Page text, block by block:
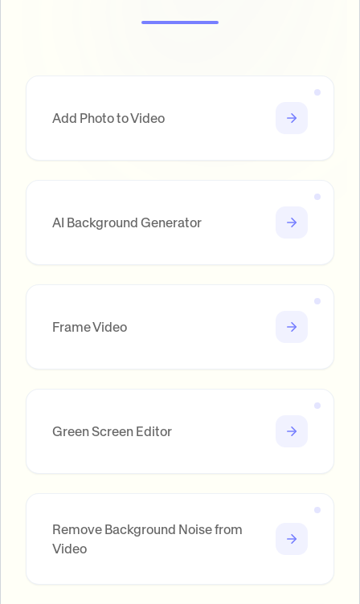
Add Photo to Video
AI Background Generator
Frame Video
Green Screen Editor
Remove Background Noise from
Video